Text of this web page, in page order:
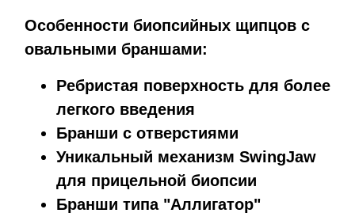
Особенности биопсийных щипцов с
овальными браншами:
Ребристая поверхность для более
легкого введения
Бранши с отверстиями
Уникальный механизм SwingJaw
для прицельной биопсии
Бранши типа "Аллигатор"